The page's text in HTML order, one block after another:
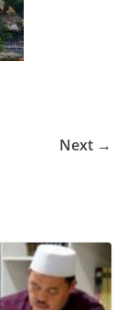
Next →